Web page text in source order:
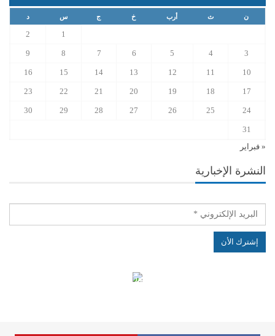
ن ث أرب خ ج س د
1
2
3
4
5
6
7
8
9
10
11
12
13
14
15
16
17
18
19
20
21
22
23
24
25
26
27
28
29
30
31
« فبراير
النشرة الإخبارية
الهياكل الخاضعة لقانون النفاذ إلى المعلومة